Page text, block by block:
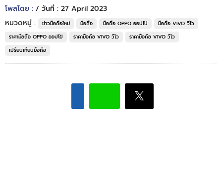
โพสโดย : / วันที่ : 27 April 2023
หมวดหมู่ :
ข่าวมือถือใหม่ มือถือ มือถือ OPPO ออปโป้
มือถือ VIVO วีโว
ราคามือถือ OPPO ออปโป้
ราคามือถือ VIVO วีโว
ราคามือถือ VIVO วีโว
เปรียบเทียบมือถือ